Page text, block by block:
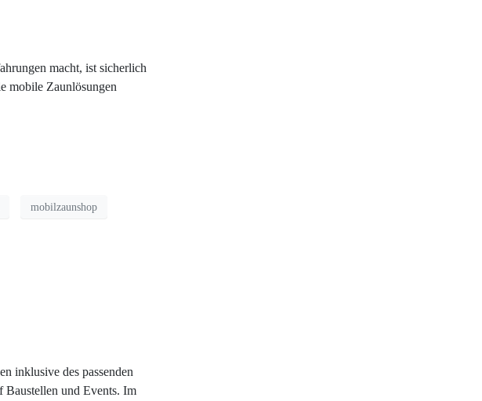
macht, ist sicherlich
mobile Zaunlösungen
mobilzaunshop
inklusive des passenden
Baustellen und Events. Im